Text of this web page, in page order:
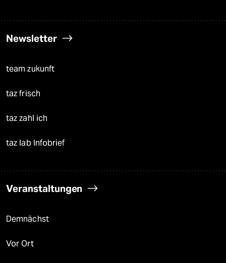
Newsletter
team zukunft
taz frisch
taz zahl ich
taz lab Infobrief
Veranstaltungen
Demnächst
Vor Ort